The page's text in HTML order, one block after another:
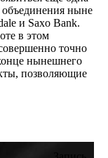
объединения ныне
и Saxo Bank.
в этом
точно
нынешнего
позволяющие